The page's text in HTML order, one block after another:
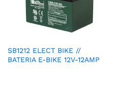
SB1212 ELECT BIKE //
BATERIA E-BIKE 12V-12AMP